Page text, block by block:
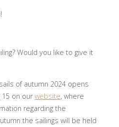
Would you like to give it
of autumn 2024 opens
15 on ourwebsite, where
regarding the
the sailings will be held